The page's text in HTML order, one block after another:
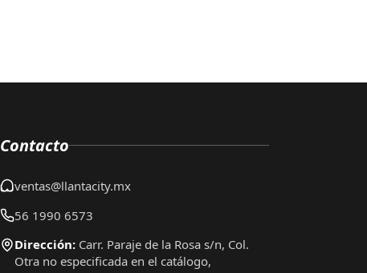
Contacto
ventas@llantacity.mx
56 1990 6573
Dirección: Carr. Paraje de la Rosa s/n, Col.
Otra no especificada en el catálogo,